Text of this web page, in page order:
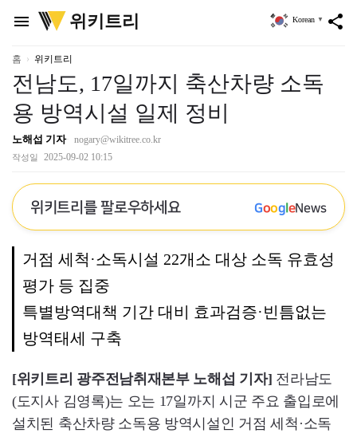
menu
위
키
리
위키트리 share
Korean ▼
홈 위키트리
전남도, 17일까지 축산차량 소독
용 방역시설 일제 정비
노해섭 기자 nogary@wikitree.co.kr
작성일 2025-09-02 10:15
위키트리를 팔로우하세요 GoogleNews
거점 세척·소독시설 22개소 대상 소독 유효성
평가 등 집중
특별방역대책 기간 대비 효과검증·빈틈없는
방역태세 구축
[위키트리 광주전남취재본부 노해섭 기자] 전라남도
(도지사 김영록)는 오는 17일까지 시군 주요 출입로에
설치된 축산차량 소독용 방역시설인 거점 세척·소독